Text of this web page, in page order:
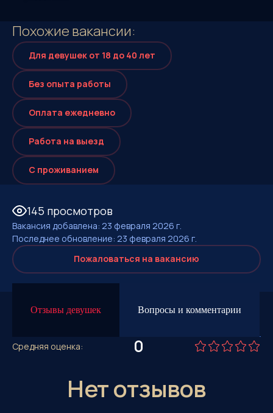
Похожие вакансии:
Для девушек от 18 до 40 лет
Без опыта работы
Оплата eжедневно
Работа на выезд
С проживанием
145 просмотров
Вакансия добавлена: 23 февраля 2026 г.
Последнее обновление: 23 февраля 2026 г.
Пожаловаться на вакансию
Отзывы девушек Вопросы и комментарии
Средняя оценка: 0
Нет отзывов